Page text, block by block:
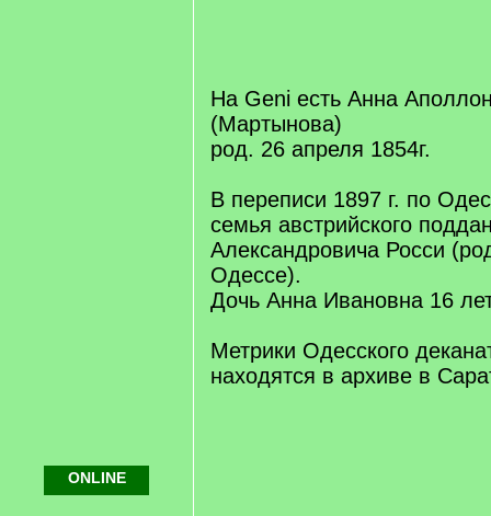
На Geni есть Анна
(Мартынова)
род. 26 апреля 1854г.
В переписи 1897 г. по
семья австрийского
Александровича Росси
Одессе).
Дочь Анна Ивановна 16
Метрики Одесского
находятся в архиве в
ONLINE